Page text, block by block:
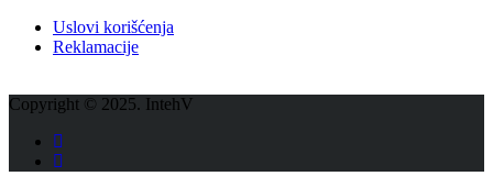
Uslovi korišćenja
Reklamacije
Copyright © 2025. IntehV